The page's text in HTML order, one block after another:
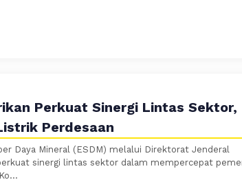
Perkuat Sinergi Lintas Sektor,
Perdesaan
Daya Mineral (ESDM) melalui Direktorat Jenderal
sinergi lintas sektor dalam mempercepat